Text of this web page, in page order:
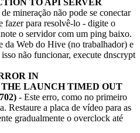
TO API SERVER
mineração não pode se conectar
fazer para resolvê-lo - digite o
o servidor com um ping baixo.
da Web do Hive (no trabalhador) e
não funcionar, execute dnscrypt
IN
LAUNCH TIMED OUT
- Este erro, como no primeiro
Restaure a placa de vídeo para as
gradualmente o overclock até